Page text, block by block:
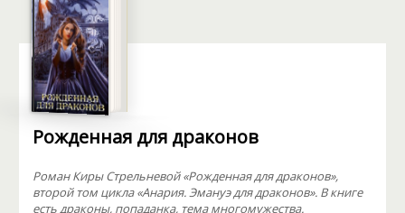
Рожденная для драконов
Роман Киры Стрельневой «Рожденная для драконов»,
второй том цикла «Анария. Эмануэ для драконов». В книге
есть драконы, попаданка, тема многомужества.